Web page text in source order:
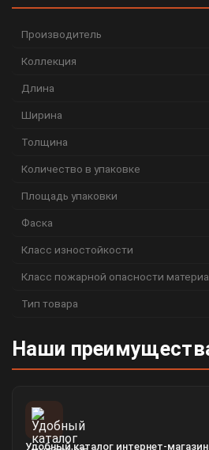
Производитель
Коллекция
Длина
Ширина
Толщина
Количество в упаковке
Площадь упаковки
Фаска
Класс изностойкости
Класс пожарной опасности
Тип товара
Наши
Удобный каталог интернет-